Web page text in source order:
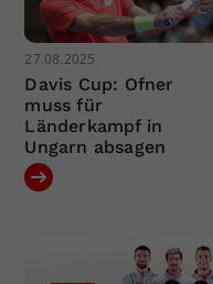
27.08.2025
Davis Cup: Ofner
muss für
Länderkampf in
Ungarn absagen